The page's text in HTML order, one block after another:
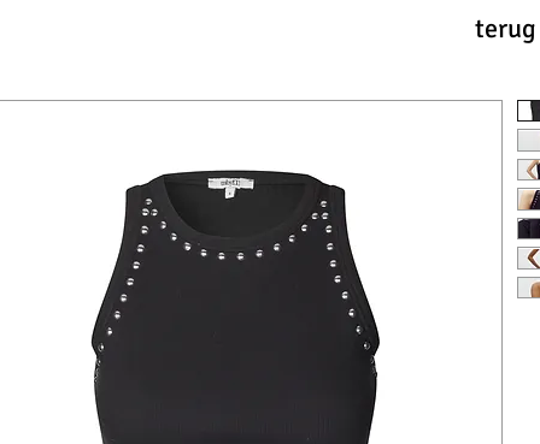
terug